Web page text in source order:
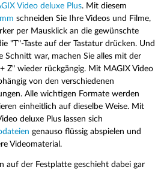
Video deluxe Plus. Mit diesem
schneiden Sie Ihre Videos und Filme,
per Mausklick an die gewünschte
"T"-Taste auf der Tastatur drücken. Und
Schnitt war, machen Sie alles mit der
Z" wieder rückgängig. Mit MAGIX Video
von den verschiedenen
Alle wichtigen Formate werden
einheitlich auf dieselbe Weise. Mit
deluxe Plus lassen sich
genauso flüssig abspielen und
Videomaterial.
auf der Festplatte geschieht dabei gar